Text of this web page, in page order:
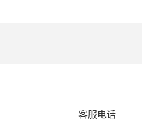
客服电话